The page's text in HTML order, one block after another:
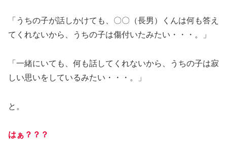
「うちの子が話しかけても、〇〇（長男）くんは何も答え
てくれないから、うちの子は傷付いたみたい・・・。」
「一緒にいても、何も話してくれないから、うちの子は寂
しい思いをしているみたい・・・。」
と。
はぁ？？？